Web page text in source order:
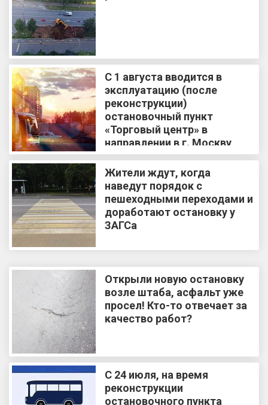
С 1 августа вводится в
эксплуатацию (после
реконструкции)
остановочный пункт
«Торговый центр» в
направлении в г. Москву
Жители ждут, когда
наведут порядок с
пешеходными переходами и
доработают остановку у
ЗАГСа
Открыли новую остановку
возле штаба, асфальт уже
просел! Кто-то отвечает за
качество работ?
С 24 июля, на время
реконструкции
остановочного пункта